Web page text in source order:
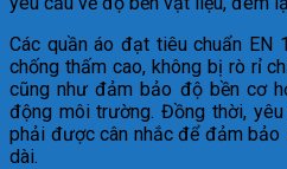
Các quần áo đạt tiêu chuẩn EN
chống thấm cao, không bị rò rỉ
cũng như đảm bảo độ bền cơ
động môi trường. Đồng thời,
phải được cân nhắc để đảm
dài.